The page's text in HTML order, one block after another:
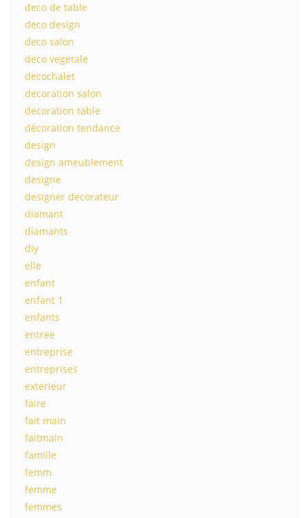
deco de table
deco design
deco salon
deco vegetale
decochalet
decoration salon
decoration table
décoration tendance
design
design ameublement
designe
designer decorateur
diamant
diamants
diy
elle
enfant
enfant 1
enfants
entree
entreprise
entreprises
exterieur
faire
fait main
faitmain
famille
femm
femme
femmes